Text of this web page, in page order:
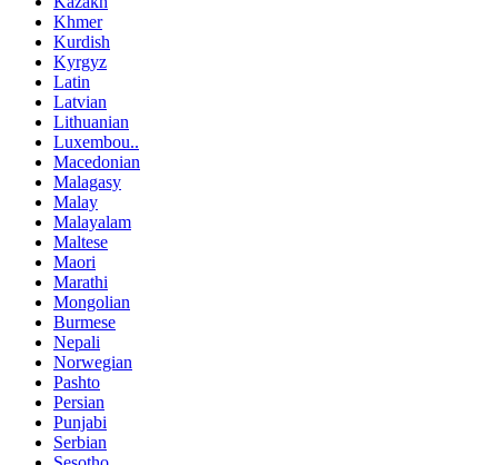
Khmer
Kurdish
Kyrgyz
Latin
Latvian
Lithuanian
Luxembou..
Macedonian
Malagasy
Malay
Malayalam
Maltese
Maori
Marathi
Mongolian
Burmese
Nepali
Norwegian
Pashto
Persian
Punjabi
Serbian